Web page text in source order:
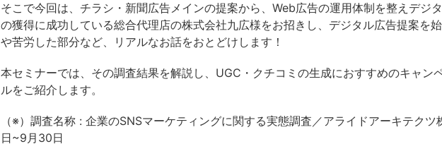
そこで今回は、チラシ・新聞広告メインの提案から、Web広告の運用体制を整えデジ
の獲得に成功している総合代理店の株式会社九広様をお招きし、デジタル広告提案を
や苦労した部分など、リアルなお話をおとどけします！
本セミナーでは、その調査結果を解説し、UGC・クチコミの生成におすすめのキャン
ルをご紹介します。
（※）調査名称 : 企業のSNSマーケティングに関する実態調査／アライドアーキテク
日~9月30日